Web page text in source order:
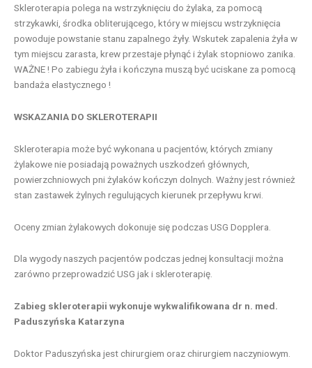
Skleroterapia polega na wstrzyknięciu do żylaka, za pomocą
strzykawki, środka obliterującego, który w miejscu wstrzyknięcia
powoduje powstanie stanu zapalnego żyły. Wskutek zapalenia żyła w
tym miejscu zarasta, krew przestaje płynąć i żylak stopniowo zanika.
WAŻNE ! Po zabiegu żyła i kończyna muszą być uciskane za pomocą
bandaża elastycznego !
WSKAZANIA DO SKLEROTERAPII
Skleroterapia może być wykonana u pacjentów, których zmiany
żylakowe nie posiadają poważnych uszkodzeń głównych,
powierzchniowych pni żylaków kończyn dolnych. Ważny jest również
stan zastawek żylnych regulujących kierunek przepływu krwi.
Oceny zmian żylakowych dokonuje się podczas USG Dopplera.
Dla wygody naszych pacjentów podczas jednej konsultacji można
zarówno przeprowadzić USG jak i skleroterapię.
Zabieg skleroterapii wykonuje wykwalifikowana dr n. med.
Paduszyńska Katarzyna
Doktor Paduszyńska jest chirurgiem oraz chirurgiem naczyniowym.